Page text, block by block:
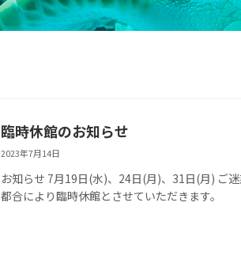
臨時休館のお知らせ
2023年7月14日
お知らせ 7月19日(水)、24日(月)、31日(月) ご迷
都合により臨時休館とさせていただきます。